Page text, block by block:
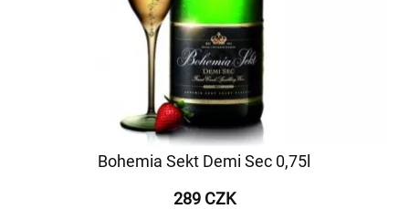
Bohemia Sekt Demi Sec 0,75l
289 CZK